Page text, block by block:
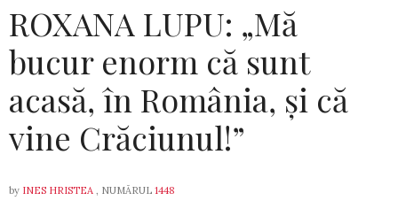
ROXANA LUPU: „Mă
bucur enorm că sunt
acasă, în România, și că
vine Crăciunul!”
by INES HRISTEA , NUMĂRUL 1448